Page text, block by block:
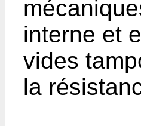
interne et
vides
la